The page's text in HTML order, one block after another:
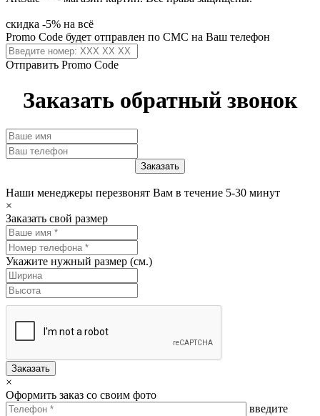
скидка -5% на всё
Promo Code будет отправлен по СМС на Ваш телефон
Отправить Promo Code
Заказать обратный звонок
Наши менеджеры перезвонят Вам в течение 5-30 минут
×
Заказать свой размер
Укажите нужный размер (см.)
Заказать
×
Оформить заказ со своим фото
введите